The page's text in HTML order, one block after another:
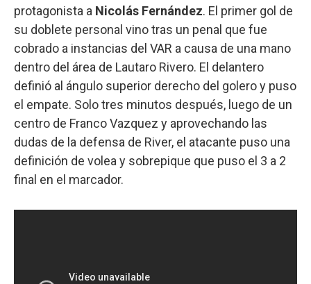
protagonista a Nicolás Fernández. El primer gol de
su doblete personal vino tras un penal que fue
cobrado a instancias del VAR a causa de una mano
dentro del área de Lautaro Rivero. El delantero
definió al ángulo superior derecho del golero y puso
el empate. Solo tres minutos después, luego de un
centro de Franco Vazquez y aprovechando las
dudas de la defensa de River, el atacante puso una
definición de volea y sobrepique que puso el 3 a 2
final en el marcador.